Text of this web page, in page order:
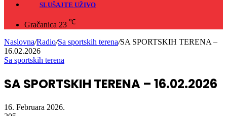
SLUŠAJTE UŽIVO
Gračanica 23 ℃
Naslovna/Radio/Sa sportskih terena/SA SPORTSKIH TERENA –
16.02.2026
Sa sportskih terena
SA SPORTSKIH TERENA – 16.02.2026
16. Februara 2026.